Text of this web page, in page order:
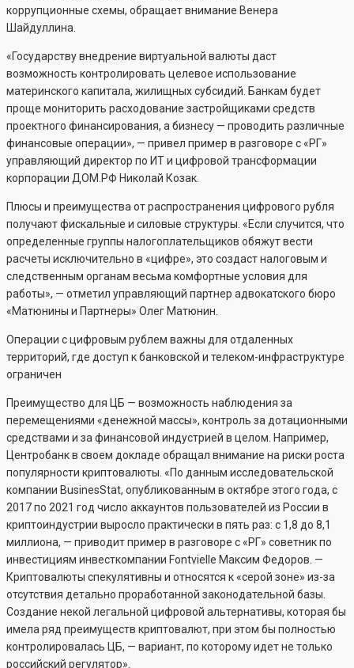
коррупционные схемы, обращает внимание Венера
Шайдуллина.
«Государству внедрение виртуальной валюты даст
возможность контролировать целевое использование
материнского капитала, жилищных субсидий. Банкам будет
проще мониторить расходование застройщиками средств
проектного финансирования, а бизнесу — проводить различные
финансовые операции», — привел пример в разговоре с «РГ»
управляющий директор по ИТ и цифровой трансформации
корпорации ДОМ.РФ Николай Козак.
Плюсы и преимущества от распространения цифрового рубля
получают фискальные и силовые структуры. «Если случится, что
определенные группы налогоплательщиков обяжут вести
расчеты исключительно в «цифре», это создаст налоговым и
следственным органам весьма комфортные условия для
работы», — отметил управляющий партнер адвокатского бюро
«Матюнины и Партнеры» Олег Матюнин.
Операции с цифровым рублем важны для отдаленных
территорий, где доступ к банковской и телеком-инфраструктуре
ограничен
Преимущество для ЦБ — возможность наблюдения за
перемещениями «денежной массы», контроль за дотационными
средствами и за финансовой индустрией в целом. Например,
Центробанк в своем докладе обращал внимание на риски роста
популярности криптовалюты. «По данным исследовательской
компании BusinesStat, опубликованным в октябре этого года, с
2017 по 2021 год число аккаунтов пользователей из России в
криптоиндустрии выросло практически в пять раз: с 1,8 до 8,1
миллиона, — приводит пример в разговоре с «РГ» советник по
инвестициям инвесткомпании Fontvielle Максим Федоров. —
Криптовалюты спекулятивны и относятся к «серой зоне» из-за
отсутствия детально проработанной законодательной базы.
Создание некой легальной цифровой альтернативы, которая бы
имела ряд преимуществ криптовалют, при этом бы полностью
контролировалась ЦБ, — вариант, по которому идет не только
российский регулятор».